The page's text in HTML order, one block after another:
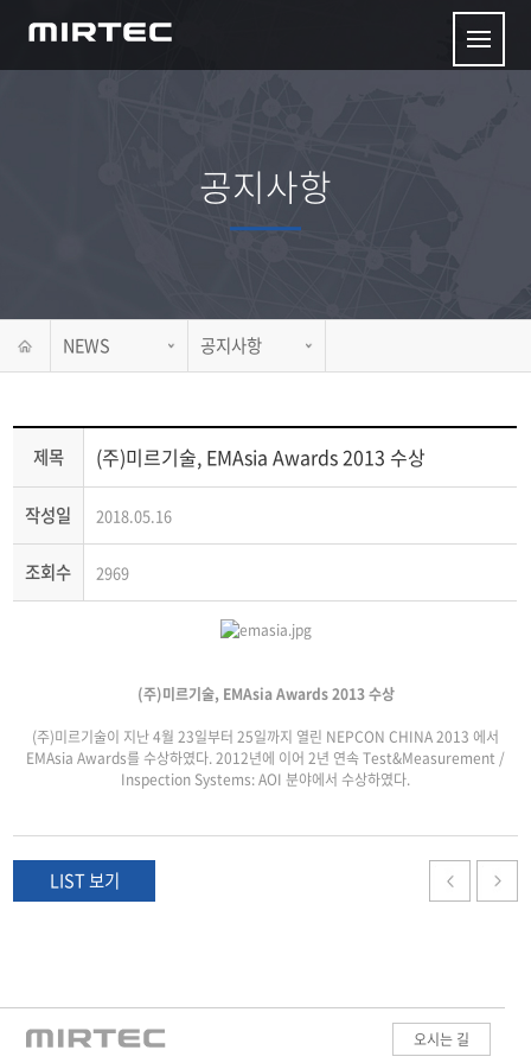
공지사항
NEWS 공지사항
제목 (주)미르기술, EMAsia Awards 2013 수상
작성일 2018.05.16
조회수 2969
(주)미르기술, EMAsia Awards 2013 수상
(주)미르기술이 지난 4월 23일부터 25일까지 열린 NEPCON CHINA 2013 에서
EMAsia Awards를 수상하였다. 2012년에 이어 2년 연속 Test&Measurement /
Inspection Systems: AOI 분야에서 수상하였다.
LIST 보기
오시는 길